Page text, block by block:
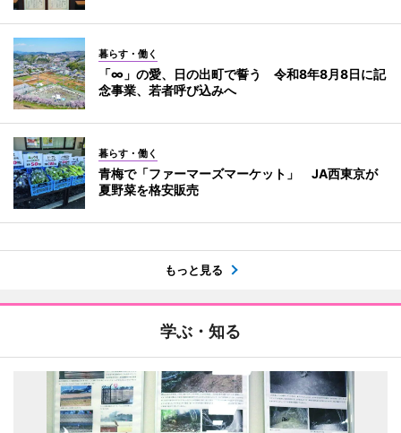
暮らす・働く
「∞」の愛、日の出町で誓う 令和8年8月8日に記
念事業、若者呼び込みへ
暮らす・働く
青梅で「ファーマーズマーケット」 JA西東京が
夏野菜を格安販売
もっと見る
学ぶ・知る